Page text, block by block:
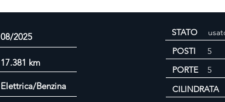
08/2025
17.381 km
Elettrica/Benzina
STATO
POSTI
5
PORTE
5
CILINDRATA